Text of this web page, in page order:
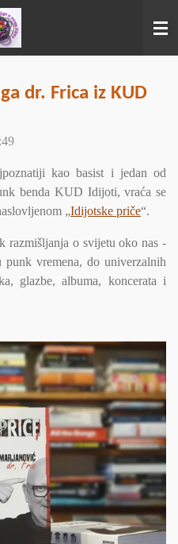
dr. Frica iz KUD
kao basist i jedan od
benda KUD Idijoti, vraća se
„Idijotske priče“.
razmišljanja o svijetu oko nas -
vremena, do univerzalnih
glazbe, albuma, koncerata i